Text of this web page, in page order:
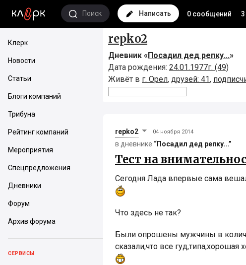
Поиск Написать 0 сообщений
Клерк
Новости
Статьи
Блоги компаний
Трибуна
Рейтинг компаний
Мероприятия
Спецпредложения
Дневники
Форум
Архив форума
СЕРВИСЫ
repko2
Дневник «Посадил дед репку...»
Дата рождения: 24.01.1977г. (49)
Живёт в г. Орел, друзей: 41,
repko2 04 ноября 2014
в дневнике “Посадил дед репку...”
Тест на
Сегодня Лада впервые сама
Что здесь не так?
Были опрошены мужчины в
сказали,что все гуд,типа,хорошая